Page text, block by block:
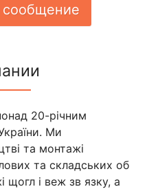
сообщение
20-річним
Ми
та монтажі
та складських об
щогл і веж зв язку, а